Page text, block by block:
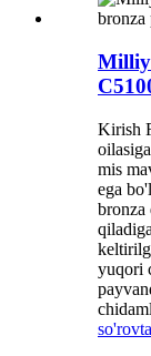
Kirish
mis
ega
bronza
yuqori
so'rov